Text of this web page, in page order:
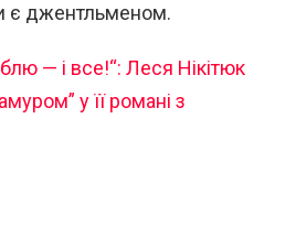
є джентльменом.
— і все!“: Леся Нікітюк
у її романі з